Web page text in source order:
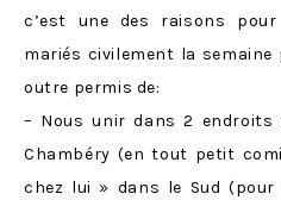
c’est une des raisons
mariés civilement la semaine
outre permis de:
– Nous unir dans 2
Chambéry (en tout petit
chez lui » dans le Sud (pour